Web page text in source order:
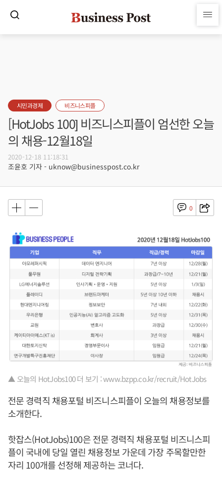
시민과경제 비즈니스피플
[HotJobs 100] 비즈니스피플이 엄선한 오늘
의 채용-12월18일
2020-12-18 11:18:31
조윤호 기자 - uknow@businesspost.co.kr
0
▲ 오늘의 HotJobs100 더 보기 : www.bzpp.co.kr/recruit/HotJobs
전문 경력직 채용포털 비즈니스피플이 오늘의 채용정보를
소개한다.
핫잡스(HotJobs)100은 전문 경력직 채용포털 비즈니스피
플이 국내에 당일 열린 채용정보 가운데 가장 주목할만한
자리 100개를 선정해 제공하는 코너다.